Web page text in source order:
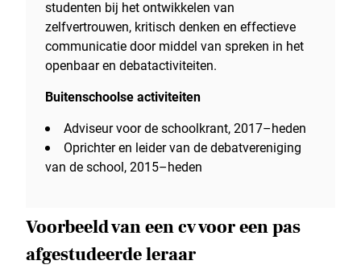
studenten bij het ontwikkelen van
zelfvertrouwen, kritisch denken en effectieve
communicatie door middel van spreken in het
openbaar en debatactiviteiten.
Buitenschoolse activiteiten
Adviseur voor de schoolkrant, 2017–heden
Oprichter en leider van de debatvereniging
van de school, 2015–heden
Voorbeeld van een cv voor een pas
afgestudeerde leraar